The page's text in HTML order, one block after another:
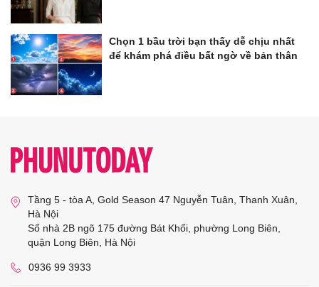
Chọn 1 bầu trời bạn thấy dễ chịu nhất
để khám phá điều bất ngờ về bản thân
Tầng 5 - tòa A, Gold Season 47 Nguyễn Tuân, Thanh Xuân,
Hà Nội
Số nhà 2B ngõ 175 đường Bát Khối, phường Long Biên,
quận Long Biên, Hà Nội
0936 99 3933